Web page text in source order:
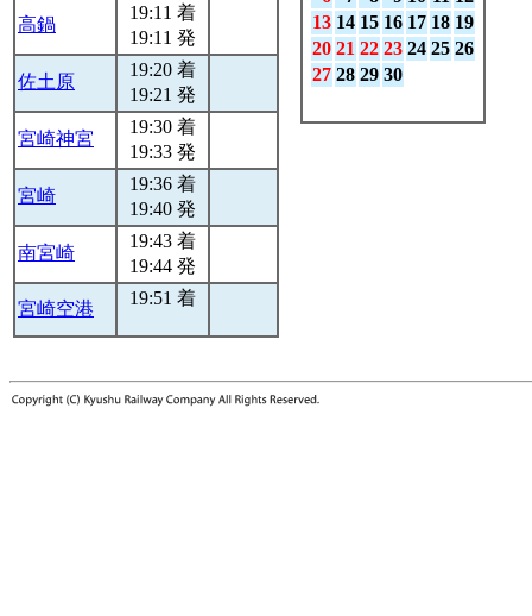
高鍋
19:11 着
19:11 発
佐土原
19:20 着
19:21 発
宮崎神宮
19:30 着
19:33 発
宮崎
19:36 着
19:40 発
南宮崎
19:43 着
19:44 発
宮崎空港
19:51 着
13 14 15 16 17 18 19
20 21 22 23 24 25 26
27 28 29 30